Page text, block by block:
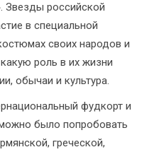
Звезды российской
в специальной
своих народов и
роль в их жизни
обычаи и культура.
фудкорт и
было попробовать
греческой,